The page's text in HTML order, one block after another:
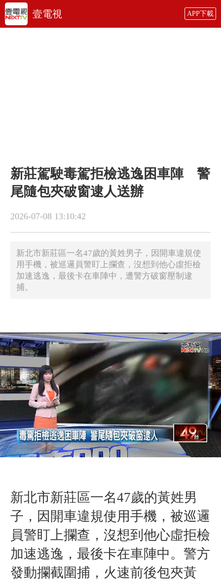
壹電視 APP下載
新莊駕駛毒駕拒檢逃逸困車陣 警
尾隨包夾破窗逮人送辦
2026-07-08 13:10:42
新北市新莊區一名47歲的黃姓男子，因開車違規使
用手機，被巡邏員警盯上攔查，沒想到他心虛拒檢
加速逃逸，最後卡在車陣中，遭警方破窗壓制逮
捕。
新北市新莊區一名47歲的黃姓男
子，因開車違規使用手機，被巡邏
員警盯上攔查，沒想到他心虛拒檢
加速逃逸，最後卡在車陣中。警方
發動攔截圍捕，火速前後包夾黃